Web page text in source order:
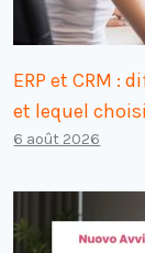
ERP et CRM :
et lequel
6 août 2026